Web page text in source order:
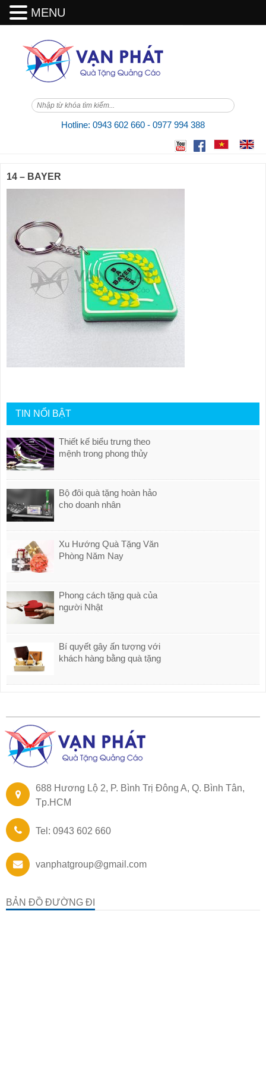
content
Hotline: 0943 602 660 - 0977 994 388
14 – BAYER
TIN NỔI BẬT
Thiết kế biểu trưng theo
mệnh trong phong thủy
Bộ đôi quà tặng hoàn hảo
cho doanh nhân
Xu Hướng Quà Tặng Văn
Phòng Năm Nay
Phong cách tặng quà của
người Nhật
Bí quyết gây ấn tượng với
khách hàng bằng quà tặng
688 Hương Lộ 2, P. Bình Trị Đông A, Q. Bình Tân,
Tp.HCM
Tel: 0943 602 660
vanphatgroup@gmail.com
BẢN ĐỒ ĐƯỜNG ĐI
MENU